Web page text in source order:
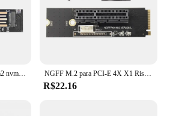
NGFF M.2 para PCI-E 4X X1 Riser Card, LED Indicador de Tensão para GPU BTC Mineração
R$22.16